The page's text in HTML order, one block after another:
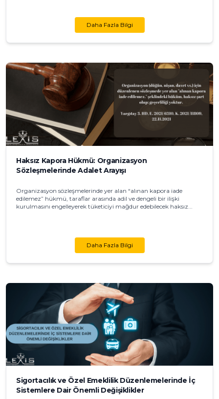
Daha Fazla Bilgi
Haksız Kapora Hükmü: Organizasyon
Sözleşmelerinde Adalet Arayışı
Organizasyon sözleşmelerinde yer alan “alınan kapora iade
edilemez” hükmü, taraflar arasında adil ve dengeli bir ilişki
kurulmasını engelleyerek tüketiciyi mağdur edebilecek haksız...
Daha Fazla Bilgi
Sigortacılık ve Özel Emeklilik Düzenlemelerinde İç
Sistemlere Dair Önemli Değişiklikler